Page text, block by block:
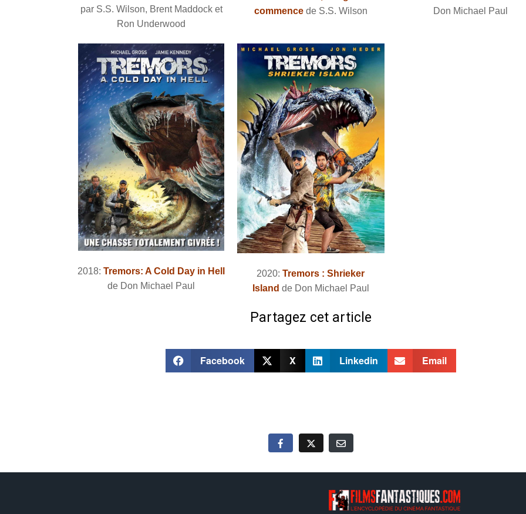
par S.S. Wilson, Brent Maddock et
Ron Underwood
commencede S.S. Wilson
Don Michael Paul
2018:Tremors: A Cold Day in Hell
de Don Michael Paul
2020:Tremors : Shrieker
Island de Don Michael Paul
Partagez cet article
Facebook X Linkedin Email